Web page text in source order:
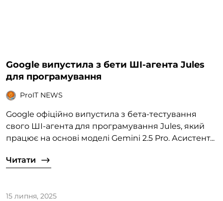
Google випустила з бети ШІ-агента Jules
для програмування
ProIT NEWS
Google офіційно випустила з бета-тестування
свого ШІ-агента для програмування Jules, який
працює на основі моделі Gemini 2.5 Pro. Асистент...
Читати
15 липня, 2025